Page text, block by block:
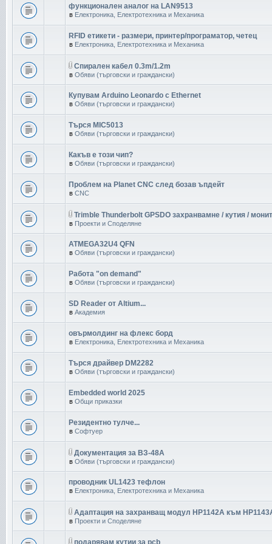
функционален аналог на LAN9513
в Електроника, Електротехника и Механика
RFID етикети - размери, принтер/програматор, четец
в Електроника, Електротехника и Механика
Спирален кабел 0.3m/1.2m
в Обяви (търговски и граждански)
Купувам Arduino Leonardo с Ethernet
в Обяви (търговски и граждански)
Търся MIC5013
в Обяви (търговски и граждански)
Какъв е този чип?
в Обяви (търговски и граждански)
Проблем на Planet CNC след бозав ъпдейт
в CNC
Trimble Thunderbolt GPSDO захранвамне / кутия /
в Проекти и Споделяне
ATMEGA32U4 QFN
в Обяви (търговски и граждански)
Работа "on demand"
в Обяви (търговски и граждански)
SD Reader от Altium...
в Академия
овърмолдинг на флекс борд
в Електроника, Електротехника и Механика
Търся драйвер DM2282
в Обяви (търговски и граждански)
Embedded world 2025
в Общи приказки
Резидентно тулче...
в Софтуер
Документация за ВЗ-48А
в Обяви (търговски и граждански)
проводник UL1423 тефлон
в Електроника, Електротехника и Механика
Адаптация на захранващ модул HP1142A към
в Проекти и Споделяне
подарявам кутии за pcb